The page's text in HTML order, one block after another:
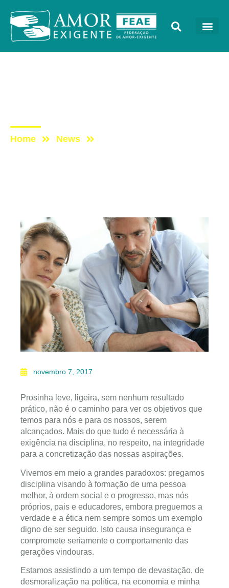
Home News
novembro 7, 2017
Prosinha leve, ligeira, sem nenhum resultado
prático, não é o caminho para ver os objetivos que
temos para nós e para os nossos, serem
alcançados. Mais do que tudo é necessária à
exigência na disciplina, no respeito, na integridade
para a concretização das nossas aspirações.
Vivemos em meio a grandes paradoxos: pregamos
disciplina visando à formação de uma pessoa
melhor, à ordem social e o progresso, mas nós
próprios, pais e educadores, embora preguemos a
verdade e a ética nem sempre somos um exemplo
digno de ser seguido. Isto causa insegurança e
compromete seriamente o comportamento das
gerações vindouras.
Estamos assistindo a um tempo de devastação, de
desmoralização na política, na economia e minha